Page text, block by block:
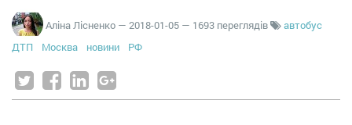
Аліна Лісненко — 2018-01-05 — 1693 переглядів
автобус
ДТП
Москва новини РФ